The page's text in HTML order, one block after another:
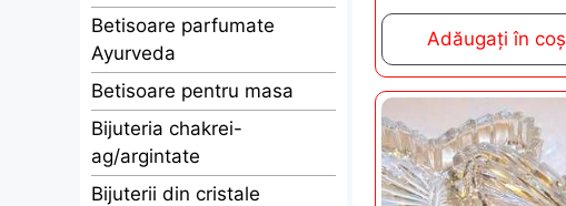
o
f
5
Adăugați în coș
Betisoare parfumate
Ayurveda
Betisoare pentru masa
Bijuteria chakrei-
ag/argintate
Bijuterii din cristale